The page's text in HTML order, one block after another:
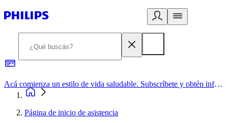
Acá comienza un estilo de vida saludable. Subscríbete y obtén información de primera mano
Página de inicio de asistencia